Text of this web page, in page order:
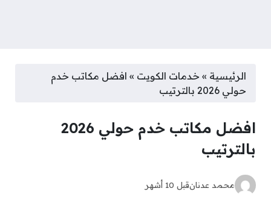
الرئيسية » خدمات الكويت » افضل مكاتب خدم
حولي 2026 بالترتيب
افضل مكاتب خدم حولي 2026
بالترتيب
محمد عدنانقبل 10 أشهر